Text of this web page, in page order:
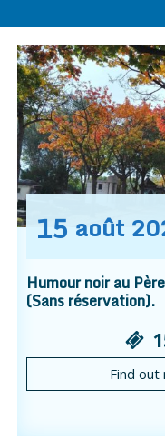
15 août
Humour noir au
(Sans réservation).
Find out